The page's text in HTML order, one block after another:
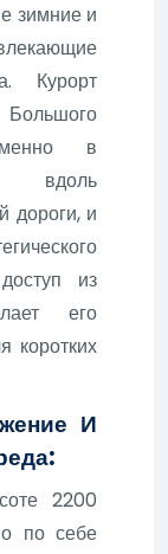
зимние и
Курорт
в
вдоль
дороги, и
из
его
коротких
И
2200
по себе